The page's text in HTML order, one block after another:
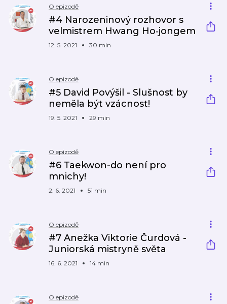
O epizodě
#4 Narozeninový rozhovor s
velmistrem Hwang Ho‑jongem
12. 5. 2021 30 min
O epizodě
#5 David Povýšil - Slušnost by
neměla být vzácnost!
19. 5. 2021 29 min
O epizodě
#6 Taekwon-do není pro
mnichy!
2. 6. 2021 51 min
O epizodě
#7 Anežka Viktorie Čurdová -
Juniorská mistryně světa
16. 6. 2021 14 min
O epizodě